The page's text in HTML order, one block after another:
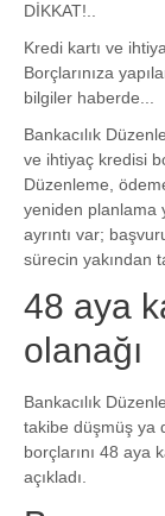
DİKKAT!..
Kredi kartı ve
Borçlarınıza
bilgiler haberde...
Bankacılık
ve ihtiyaç kredisi
Düzenleme,
yeniden planlama
ayrıntı var;
sürecin yakından
48 aya
olanağı
Bankacılık
takibe düşmüş ya
borçlarını 48 aya
açıkladı.